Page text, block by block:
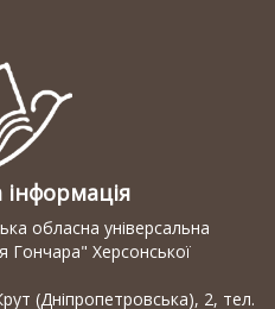
інформація
обласна універсальна
Гончара" Херсонської
(Дніпропетровська), 2, тел.